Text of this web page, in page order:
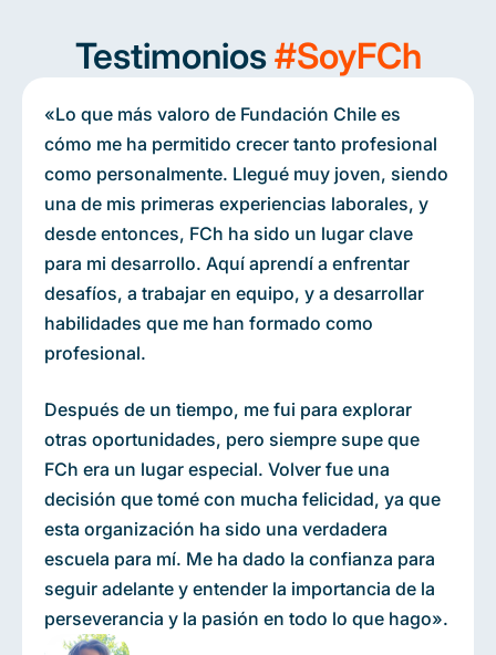
Testimonios#SoyFCh
«Lo que más valoro de Fundación Chile es
cómo me ha permitido crecer tanto profesional
como personalmente. Llegué muy joven, siendo
una de mis primeras experiencias laborales, y
desde entonces, FCh ha sido un lugar clave
para mi desarrollo. Aquí aprendí a enfrentar
desafíos, a trabajar en equipo, y a desarrollar
habilidades que me han formado como
profesional.
Después de un tiempo, me fui para explorar
otras oportunidades, pero siempre supe que
FCh era un lugar especial. Volver fue una
decisión que tomé con mucha felicidad, ya que
esta organización ha sido una verdadera
escuela para mí. Me ha dado la confianza para
seguir adelante y entender la importancia de la
perseverancia y la pasión en todo lo que hago».